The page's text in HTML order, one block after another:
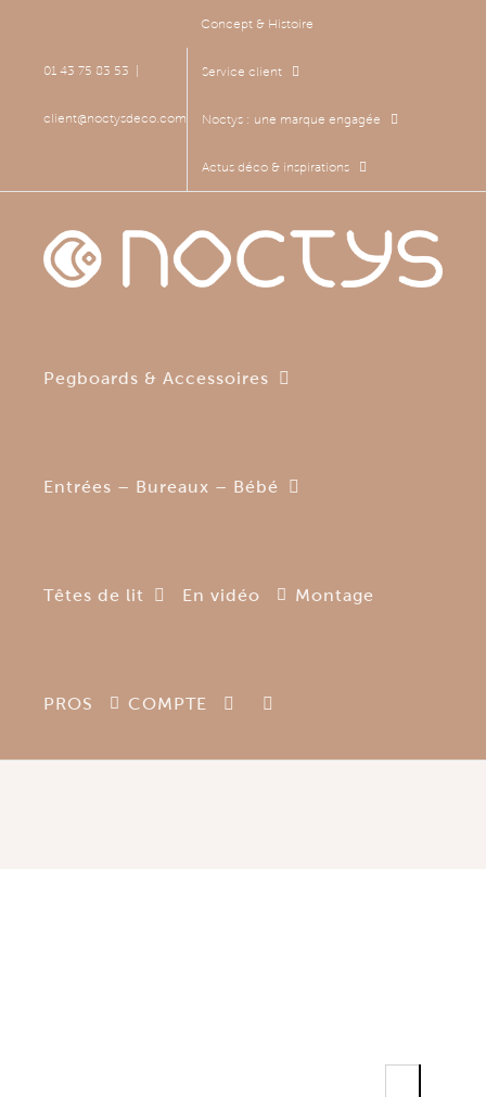
contenu01 43 75 83 53
client@noctysdeco.com
Concept & Histoire
Service client
Noctys : une marque engagée
Actus déco & inspirations
Pegboards & Accessoires
Entrées – Bureaux – Bébé
Têtes de lit En vidéo Montage
PROS COMPTE